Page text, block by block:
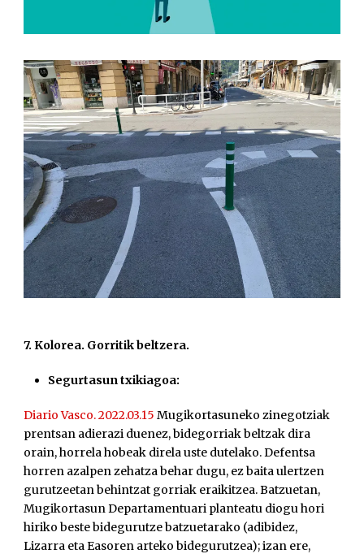
7. Kolorea. Gorritik beltzera.
Segurtasun txikiagoa:
Diario Vasco. 2022.03.15 Mugikortasuneko zinegotziak
prentsan adierazi duenez, bidegorriak beltzak dira
orain, horrela hobeak direla uste dutelako. Defentsa
horren azalpen zehatza behar dugu, ez baita ulertzen
gurutzeetan behintzat gorriak eraikitzea. Batzuetan,
Mugikortasun Departamentuari planteatu diogu hori
hiriko beste bidegurutze batzuetarako (adibidez,
Lizarra eta Easoren arteko bidegurutzea); izan ere,